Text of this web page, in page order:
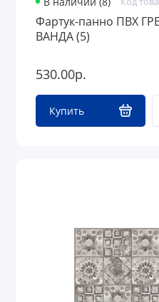
Фартук-панно ПВХ
ВАНДА (5)
530.00р.
Купить